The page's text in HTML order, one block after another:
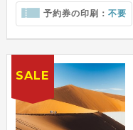
予約券の印刷： 不要
SALE